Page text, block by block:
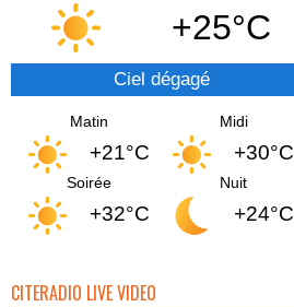
+25°C
Ciel dégagé
Matin
+21°C
Midi
+30°C
Soirée
+32°C
Nuit
+24°C
CITERADIO LIVE VIDEO